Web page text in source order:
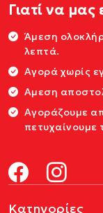
Γιατί να μας
Άμεση
λεπτά.
Αγορά χωρίς
Αμεση
Αγοράζουμε
πετυχαίνουμε
Κατηγορίες